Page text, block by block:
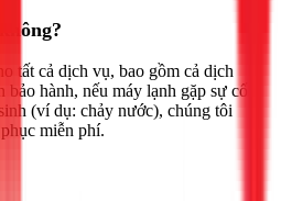
tất cả dịch vụ, bao gồm cả dịch
hành, nếu máy lạnh gặp sự cố
(ví dụ: chảy nước), chúng tôi
miễn phí.